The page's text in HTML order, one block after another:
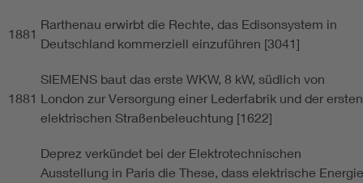
1881
Rarthenau erwirbt die Rechte, das Edisonsystem in
Deutschland kommerziell einzuführen [3041]
1881
SIEMENS baut das erste WKW, 8 kW, südlich von
London zur Versorgung einer Lederfabrik und der ersten
elektrischen Straßenbeleuchtung [1622]
Deprez verkündet bei der Elektrotechnischen
Ausstellung in Paris die These, dass elektrische Energie